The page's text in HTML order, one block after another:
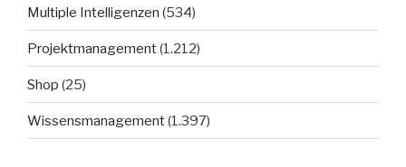
Multiple Intelligenzen (534)
Projektmanagement(1.212)
Shop (25)
Wissensmanagement(1.397)